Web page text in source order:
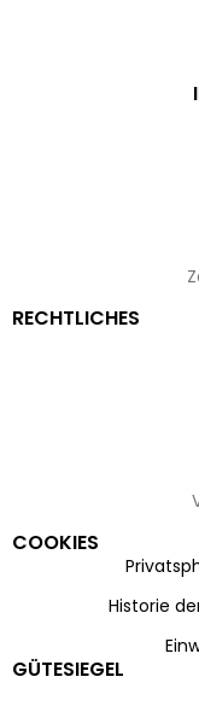
RECHTLICHES
COOKIES
Historie
GÜTESIEGEL